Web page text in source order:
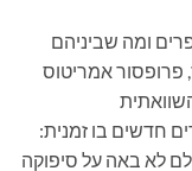
ספרים סופרים ומה שביניהם
פרופסור אמריטוס
חדשים בו זמנית:
לא באה על סיפוקה